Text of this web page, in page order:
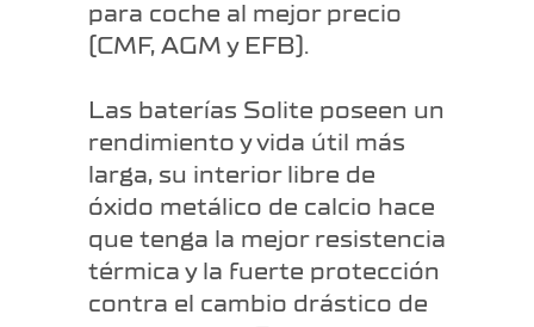
para coche al mejor precio
(CMF, AGM y EFB).
Las baterías Solite poseen un
rendimiento y vida útil más
larga, su interior libre de
óxido metálico de calcio hace
que tenga la mejor resistencia
térmica y la fuerte protección
contra el cambio drástico de